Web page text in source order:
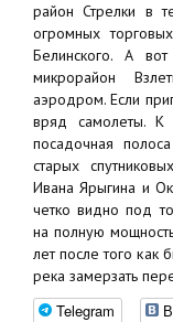
район Стрелки в
огромных
Белинского. А
микрорайон
аэродром. Если
вряд самолеты. К
посадочная
старых
Ивана Ярыгина и
четко видно под
на полную
лет после того как
река замерзать
Telegram